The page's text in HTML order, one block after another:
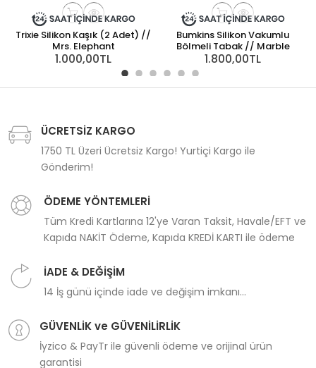
Trixie Silikon Kaşık (2 Adet) //
Mrs. Elephant
1.000,00TL
Bumkins Silikon Vakumlu
Bölmeli Tabak // Marble
1.800,00TL
ÜCRETSİZ KARGO
1750 TL Üzeri Ücretsiz Kargo! Yurtiçi Kargo ile
Gönderim!
ÖDEME YÖNTEMLERİ
Tüm Kredi Kartlarına 12'ye Varan Taksit, Havale/EFT ve
Kapıda NAKİT Ödeme, Kapıda KREDİ KARTI ile ödeme
İADE & DEĞİŞİM
14 İş günü içinde iade ve değişim imkanı...
GÜVENLİK ve GÜVENİLİRLİK
İyzico & PayTr ile güvenli ödeme ve orijinal ürün
garantisi